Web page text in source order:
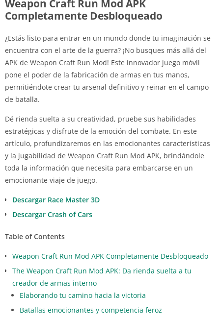
Weapon Craft Run Mod APK
Completamente Desbloqueado
¿Estás listo para entrar en un mundo donde tu imaginación se
encuentra con el arte de la guerra? ¡No busques más allá del
APK de Weapon Craft Run Mod! Este innovador juego móvil
pone el poder de la fabricación de armas en tus manos,
permitiéndote crear tu arsenal definitivo y reinar en el campo
de batalla.
Dé rienda suelta a su creatividad, pruebe sus habilidades
estratégicas y disfrute de la emoción del combate. En este
artículo, profundizaremos en las emocionantes características
y la jugabilidad de Weapon Craft Run Mod APK, brindándole
toda la información que necesita para embarcarse en un
emocionante viaje de juego.
Descargar Race Master 3D
Descargar Crash of Cars
Table of Contents
Weapon Craft Run Mod APK Completamente Desbloqueado
The Weapon Craft Run Mod APK: Da rienda suelta a tu
creador de armas interno
Elaborando tu camino hacia la victoria
Batallas emocionantes y competencia feroz